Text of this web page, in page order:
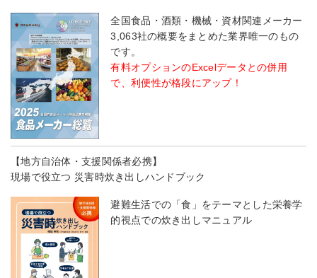
全国食品・酒類・機械・資材関連メーカー
3,063社の概要をまとめた業界唯一のもの
です。
有料オプションのExcelデータとの併用
で、利便性が格段にアップ！
【地方自治体・支援関係者必携】
現場で役立つ 災害時炊き出しハンドブック
避難生活での「食」をテーマとした栄養学
的視点での炊き出しマニュアル